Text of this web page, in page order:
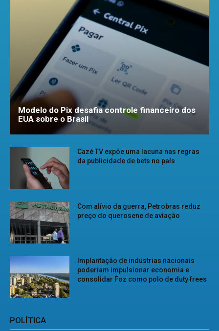
Modelo do Pix desafia controle financeiro dos
EUA sobre o Brasil
Cazé TV expõe uma lacuna nas regras
da publicidade de bets no país
Com alívio da guerra, Petrobras reduz
preço do querosene de aviação
Implantação de indústrias nacionais
poderiam impulsionar economia e
consolidar Foz como polo de duty frees
POLÍTICA